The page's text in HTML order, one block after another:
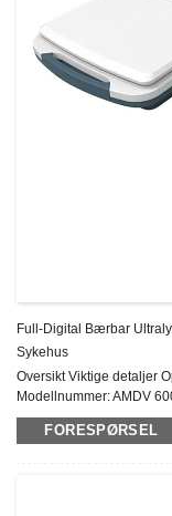
Full-Digital Bærbar
Sykehus
Oversikt Viktige detaljer
Modellnummer: AMDV
Ettersalgsservice: Online
FORESPØRSEL